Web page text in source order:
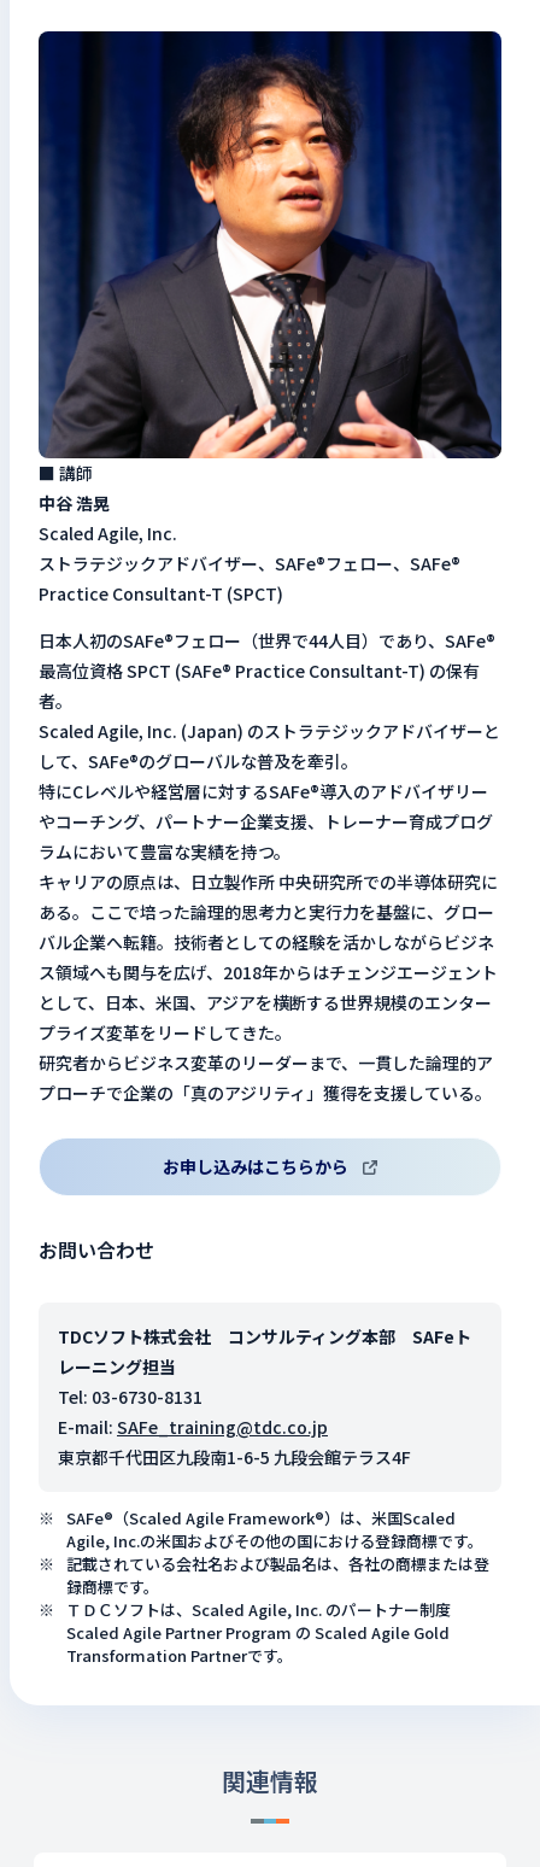
■ 講師
中谷 浩晃
Scaled Agile, Inc.
ストラテジックアドバイザー、SAFe®フェロー、SAFe®
Practice Consultant-T (SPCT)
日本人初のSAFe®フェロー（世界で44人目）であり、SAFe®
最高位資格 SPCT (SAFe® Practice Consultant-T) の保有
者。
Scaled Agile, Inc. (Japan) のストラテジックアドバイザーと
して、SAFe®のグローバルな普及を牽引。
特にCレベルや経営層に対するSAFe®導入のアドバイザリー
やコーチング、パートナー企業支援、トレーナー育成プログ
ラムにおいて豊富な実績を持つ。
キャリアの原点は、日立製作所 中央研究所での半導体研究に
ある。ここで培った論理的思考力と実行力を基盤に、グロー
バル企業へ転籍。技術者としての経験を活かしながらビジネ
ス領域へも関与を広げ、2018年からはチェンジエージェント
として、日本、米国、アジアを横断する世界規模のエンター
プライズ変革をリードしてきた。
研究者からビジネス変革のリーダーまで、一貫した論理的ア
プローチで企業の「真のアジリティ」獲得を支援している。
お申し込みはこちらから
お問い合わせ
TDCソフト株式会社 コンサルティング本部 SAFeト
レーニング担当
Tel: 03-6730-8131
E-mail: SAFe_training@tdc.co.jp
東京都千代田区九段南1-6-5 九段会館テラス4F
SAFe®（Scaled Agile Framework®）は、米国Scaled
Agile, Inc.の米国およびその他の国における登録商標です。
記載されている会社名および製品名は、各社の商標または登
録商標です。
ＴＤＣソフトは、Scaled Agile, Inc. のパートナー制度
Scaled Agile Partner Program の Scaled Agile Gold
Transformation Partnerです。
関連情報